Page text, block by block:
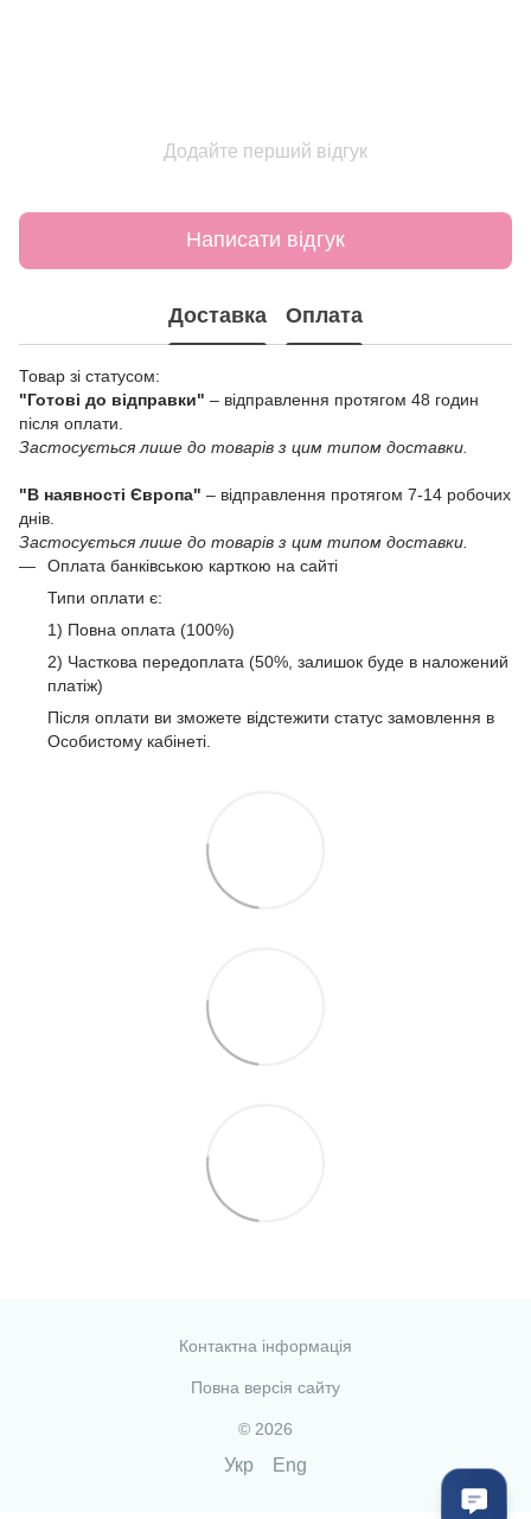
Додайте перший відгук
Написати відгук
Доставка Оплата
Товар зі статусом:
"Готові до відправки" – відправлення протягом 48 годин
після оплати.
Застосується лише до товарів з цим типом доставки.
"В наявності Європа" – відправлення протягом 7-14 робочих
днів.
Застосується лише до товарів з цим типом доставки.
Оплата банківською карткою на сайті
Типи оплати є:
1) Повна оплата (100%)
2) Часткова передоплата (50%, залишок буде в наложений
платіж)
Після оплати ви зможете відстежити статус замовлення в
Особистому кабінеті.
Контактна інформація
Повна версія сайту
© 2026
Укр Eng